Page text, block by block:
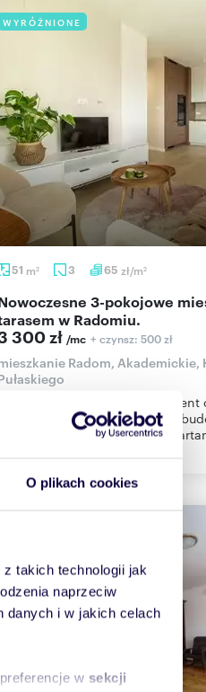
O plikach cookies
takich technologii jak
naprzeciw
danych i w jakich celach
w sekcji
WYRÓŻNIONE
51 m2 3 65 zł/m2
mieszkanie z
w Radomiu.
300 zł /mc + czynsz: 500 zł
Radom, Akademickie,
Oferuje do wynajęcia
51,04m2 położony w nowo
windą na czwartym piętrze